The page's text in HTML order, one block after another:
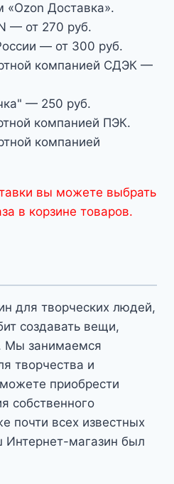
«Ozon Доставка».
— от 270 руб.
— от 300 руб.
компанией СДЭК —
— 250 руб.
компанией ПЭК.
компанией
вы можете выбрать
в корзине товаров.
для творческих людей,
создавать вещи,
Мы занимаемся
творчества и
приобрести
собственного
почти всех известных
магазин был